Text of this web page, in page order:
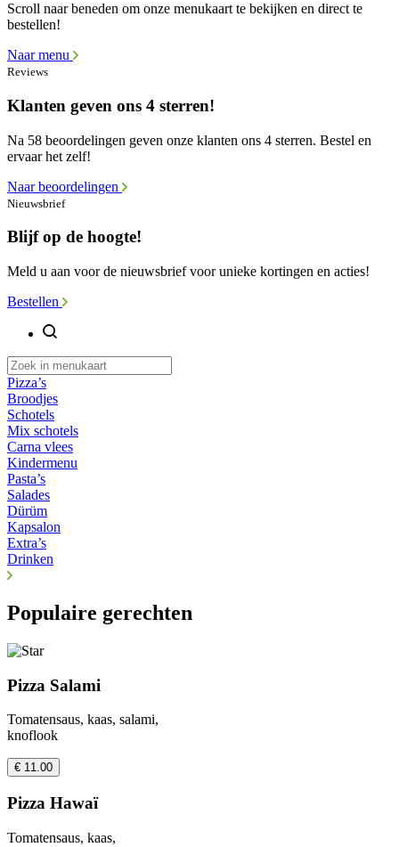
Scroll naar beneden om onze menukaart te bekijken en direct te
bestellen!
Naar menu
Reviews
Klanten geven ons 4 sterren!
Na 58 beoordelingen geven onze klanten ons 4 sterren. Bestel en
ervaar het zelf!
Naar beoordelingen
Nieuwsbrief
Blijf op de hoogte!
Meld u aan voor de nieuwsbrief voor unieke kortingen en acties!
Bestellen
Pizza’s
Broodjes
Schotels
Mix schotels
Carna vlees
Kindermenu
Pasta’s
Salades
Dürüm
Kapsalon
Extra’s
Drinken
Populaire gerechten
Pizza Salami
Tomatensaus, kaas, salami,
knoflook
€ 11.00
Pizza Hawaï
Tomatensaus, kaas,